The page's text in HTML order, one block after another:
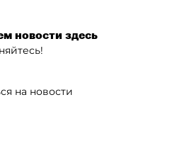
новости здесь
на новости